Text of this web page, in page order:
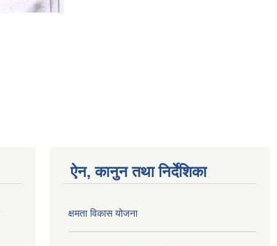
ऐन, कानुन तथा निर्देशिका
क्षमता विकास योजना